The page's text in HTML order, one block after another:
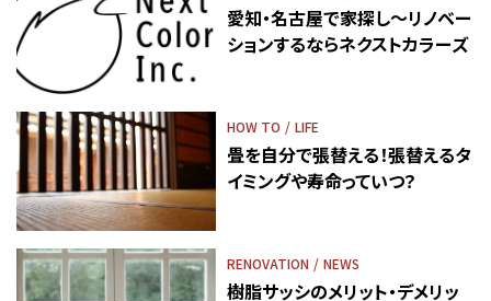
愛知・名古屋で家探し～リノベー
ションするならネクストカラーズ
HOW TO LIFE
畳を自分で張替える！張替えるタ
イミングや寿命っていつ？
RENOVATION NEWS
樹脂サッシのメリット・デメリッ